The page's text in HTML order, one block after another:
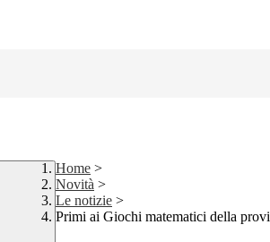
Home >
Novità >
Le notizie >
Primi ai Giochi matematici della